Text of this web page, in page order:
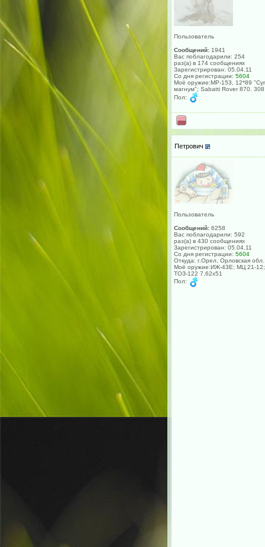
Пользователь
Сообщений: 1941
Вас поблагодарили: 254
раз(а) в 174 сообщениях
Зарегистрирован: 05.04.11
Со дня регистрации: 5604
Моё оружие:МР-153, 12*89
магнум"; Sabatti Rover 870. 308
Пол:
Петрович
Пользователь
Сообщений: 6258
Вас поблагодарили: 592
раз(а) в 430 сообщениях
Зарегистрирован: 05.04.11
Со дня регистрации: 5604
Откуда: г.Орел, Орловская
Моё оружие:ИЖ-43Е; МЦ 21-12;
ТОЗ-122 7,62х51
Пол: